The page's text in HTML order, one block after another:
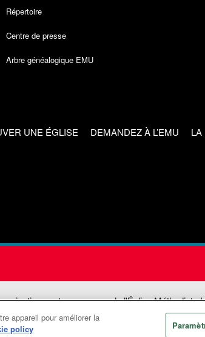
Répertoire
Centre de presse
Arbre généalogique EMU
UNE ÉGLISE DEMANDEZ À L’EMU LA
est une agence de l'Église Méthodiste
Méthodistes Unies. Tous droits réservés
appareil pour améliorer la
policy